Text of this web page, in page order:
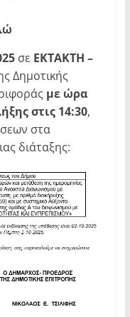
σε ΕΚΤΑΚΤΗ –
Δημοτικής
με ώρα
στις 14:30,
στα
διάταξης: